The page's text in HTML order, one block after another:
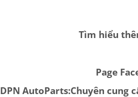
Tìm hiểu
Page
DPN AutoParts:Chuyên cung